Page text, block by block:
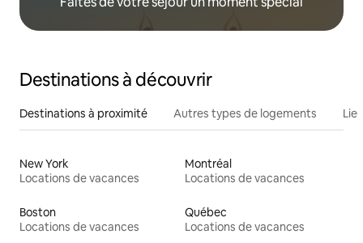
Destinations à découvrir
Destinations à proximité Autres types de logements
New York
Locations de vacances
Montréal
Locations de vacances
Boston
Locations de vacances
Québec
Locations de vacances